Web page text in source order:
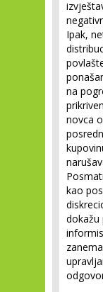
Ipak,
na
novca
kao
dokažu